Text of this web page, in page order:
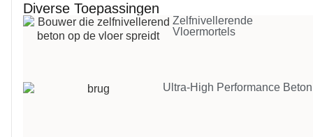
Diverse Toepassingen
Zelfnivellerende
Vloermortels
Ultra-High Performance Beton